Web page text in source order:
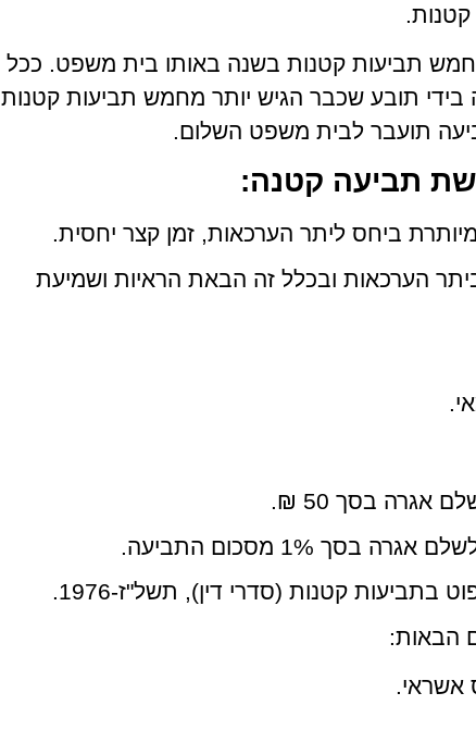
תביעות קטנות בשנה באותו בית משפט. ככל
תובע שכבר הגיש יותר מחמש תביעות קטנות
תועבר לבית משפט השלום.
תביעה קטנה:
מיותרת ביחס ליתר הערכאות, זמן קצר יחסית.
הערכאות ובכלל זה הבאת הראיות ושמיעת
הבאות:
אשראי.